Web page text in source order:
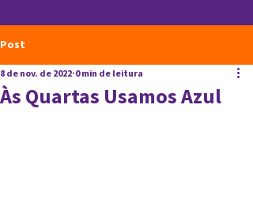
Post
Às Quartas Usamos Azul
8 de nov. de 2022 0 min de leitura